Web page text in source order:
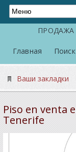
ПРОДАЖА
Главная Поиск
Ваши закладки
Piso en venta
Tenerife